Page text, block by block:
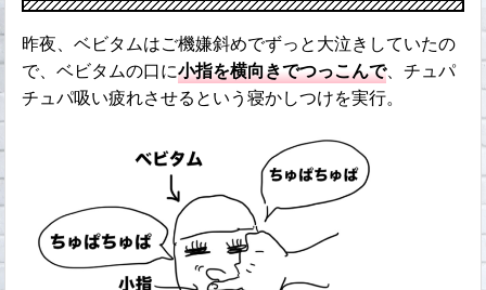
昨夜、ベビタムはご機嫌斜めでずっと大泣きしていたの
で、ベビタムの口に小指を横向きでつっこんで、チュパ
チュパ吸い疲れさせるという寝かしつけを実行。